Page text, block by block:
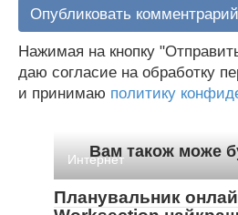
Нажимая на кнопку
даю согласие на обработку
и принимаю политику
Вам також може
Интернет
Планувальник